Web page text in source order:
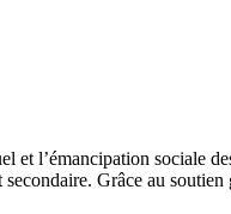
l’émancipation sociale
Grâce au